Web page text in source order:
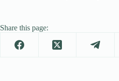
Share this page: